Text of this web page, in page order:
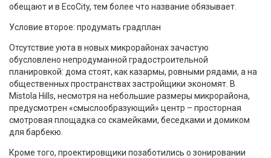
обещают и в EcoCity, тем более что название обязывает.
Условие второе: продумать градплан
Отсутствие уюта в новых микрорайонах зачастую
обусловлено непродуманной градостроительной
планировкой: дома стоят, как казармы, ровными рядами, а на
общественных пространствах застройщики экономят. В
Mistola Hills, несмотря на небольшие размеры микрорайона,
предусмотрен «смыслообразующий» центр – просторная
смотровая площадка со скамейками, беседками и домиком
для барбекю.
Кроме того, проектировщики позаботились о зонировании